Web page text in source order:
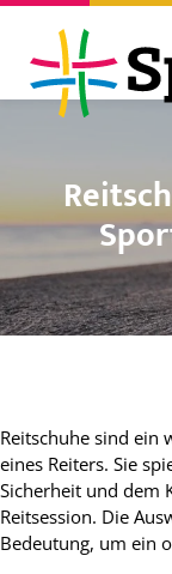
Reitschuhe sind ein
eines Reiters. Sie
Sicherheit und dem
Reitsession. Die
Bedeutung, um ein